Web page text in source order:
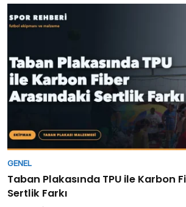
GENEL
Taban Plakasında TPU ile Karbon
Sertlik Farkı